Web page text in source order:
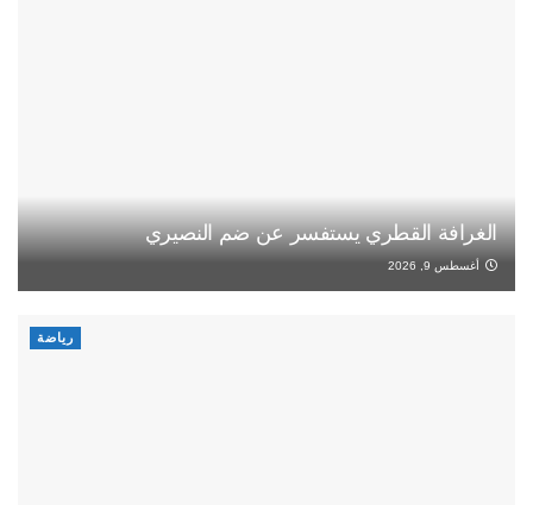
الغرافة القطري يستفسر عن ضم النصيري
أغسطس 9, 2026
رياضة